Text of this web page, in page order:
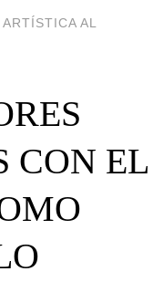
AL
CON EL